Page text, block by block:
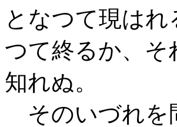
となつて現は
つて終るか、
知れぬ。
そのいづれを